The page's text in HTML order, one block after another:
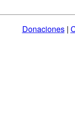
Donaciones|